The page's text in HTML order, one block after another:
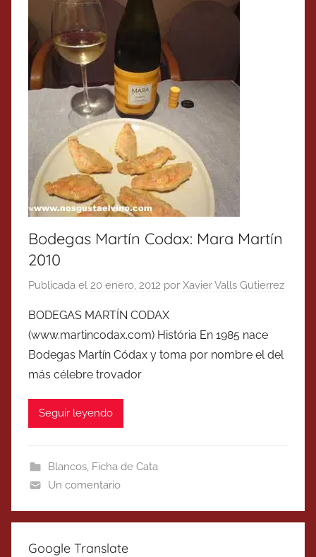
Bodegas Martín Codax: Mara Martín
2010
Publicada el 20 enero, 2012 por Xavier Valls Gutierrez
BODEGAS MARTÍN CODAX
(www.martincodax.com) História En 1985 nace
Bodegas Martín Códax y toma por nombre el del
más célebre trovador
Seguir leyendo
Blancos, Ficha de Cata
Un comentario
Google Translate